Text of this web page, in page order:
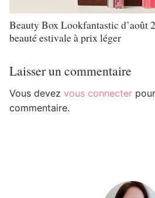
Beauty Box Lookfantastic d’août
beauté estivale à prix léger
Laisser un commentaire
Vous devez vous connecter
commentaire.